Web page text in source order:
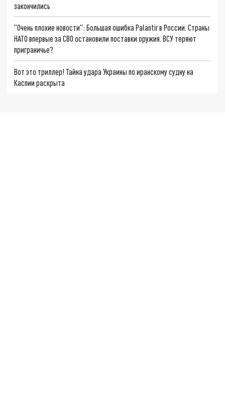
закончились
"Очень плохие новости": Большая ошибка Palantir в России. Страны
НАТО впервые за СВО остановили поставки оружия. ВСУ теряют
приграничье?
Вот это триллер! Тайна удара Украины по иранскому судну на
Каспии раскрыта